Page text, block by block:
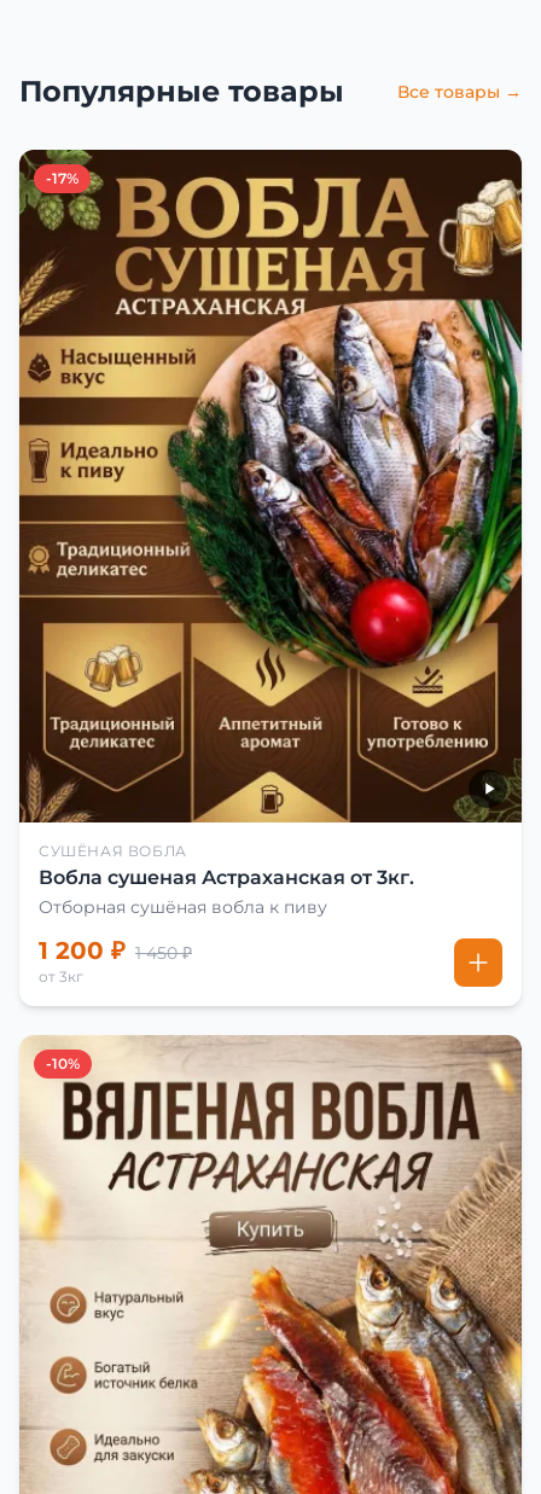
Популярные товары Все товары →
-17%
СУШЁНАЯ ВОБЛА
Вобла сушеная Астраханская от 3кг.
Отборная сушёная вобла к пиву
1 200 ₽ 1 450 ₽
от 3кг
-10%